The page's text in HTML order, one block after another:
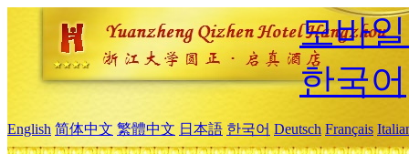
모바
한국어
English 简体中文 繁體中文 日本語 한국어 Deutsch Français